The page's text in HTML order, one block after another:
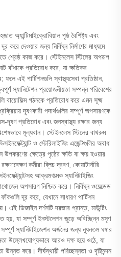
অ্যান্টিমাইক্রোবিয়াল পৃষ্ঠ বৈশিষ্ট্য এবং
করে দেওয়ার জন্য নির্বিঘ্ন নির্মাণের মাধ্যমে
শ্রেষ্ঠ কাজ করে। স্টেইনলেস স্টিলের অপরূপ
বাঁধাকে প্রতিরোধ করে, যা ক্ষতিকর
এই পার্টিশনগুলি স্বাস্থ্যসেবা প্রতিষ্ঠান,
স্যানিটেশন প্রয়োজনীয়তা সম্পন্ন পরিবেশের
গঠনকে প্রতিরোধ করে এমন সূক্ষ্ম
দূষণকারী পদার্থগুলির সম্পূর্ণ অপসারণকে
দূষণ প্রতিরোধ এবং জনস্বাস্থ্য রক্ষার জন্য
মূল্যবান। স্টেইনলেস স্টিলের বাথরুম
ও স্টেরিলাইজিং এজেন্টগুলির অবাধ
উপকরণের ক্ষেত্রে পৃষ্ঠের ক্ষতি বা ক্ষয় হওয়ার
কর্মীরা ব্লিচ দ্রবণ, কোয়াটার্নারি
আক্রমণাত্মক স্যানিটাইজিং
অপসারণ নিশ্চিত করে। নির্বিঘ্ন ওয়েল্ডেড
দূর করে, যেখানে সাধারণ পার্টিশন
এই ডিজাইন দর্শনটি দরজার প্রান্ত, মাউন্টিং
হয়, যা সম্পূর্ণ ইনস্টলেশন জুড়ে অবিচ্ছিন্ন মসৃণ
স্যানিটাইজেশন অর্জনের জন্য ন্যূনতম ঘষার
উল্লেখযোগ্যভাবে আরও দক্ষ হয়ে ওঠে, যা
করে। দীর্ঘস্থায়ী পরিচ্ছন্নতা ও দৃষ্টিনন্দন